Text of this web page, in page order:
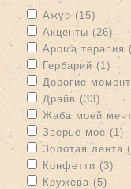
Apply Ажур filter
Ажур (15)
Apply Акценты filter
Акценты (26)
Apply Арома
Арома терапия
Apply Гербарий filter
Гербарий (1)
Apply Дорогие
Дорогие
Apply Драйв filter
Драйв (33)
Apply Жаба моей
Жаба моей
Apply Зверьё моё
Зверьё моё (1)
Apply Золотая
Золотая лента
Apply Конфетти
Конфетти (3)
Apply Кружева filter
Кружева (5)